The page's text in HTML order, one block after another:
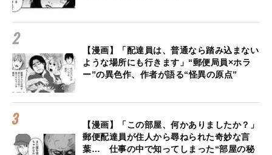
【漫画】「配達員は、普通なら踏み込まない
ような場所にも行きます」“郵便局員×ホラ
ー”の異色作、作者が語る“怪異の原点”
【漫画】「この部屋、何かありましたか？」
郵便配達員が住人から尋ねられた奇妙な言
葉… 仕事の中で知ってしまった“部屋の秘